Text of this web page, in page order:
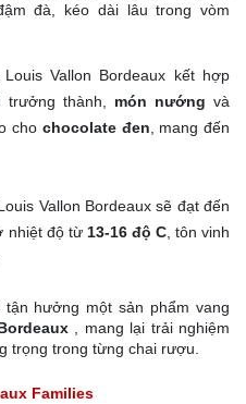
đà, kéo dài lâu trong vòm
Vallon Bordeaux kết hợp
trưởng thành, món nướng và
cho chocolate đen , mang đến
Vallon Bordeaux sẽ đạt đến
nhiệt độ từ 13-16 độ C, tôn vinh
tận hưởng một sản phẩm vang
, mang lại trải nghiệm
trọng trong từng chai rượu.
Families